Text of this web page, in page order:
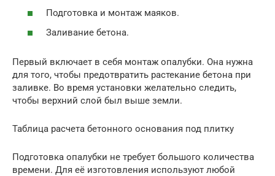
Подготовка и монтаж маяков.
Заливание бетона.
Первый включает в себя монтаж опалубки. Она нужна
для того, чтобы предотвратить растекание бетона при
заливке. Во время установки желательно следить,
чтобы верхний слой был выше земли.
Таблица расчета бетонного основания под плитку
Подготовка опалубки не требует большого количества
времени. Для её изготовления используют любой